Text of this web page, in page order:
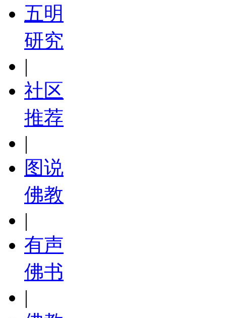
五明
研究
|
社区
推荐
|
图说
佛教
|
有声
佛书
|